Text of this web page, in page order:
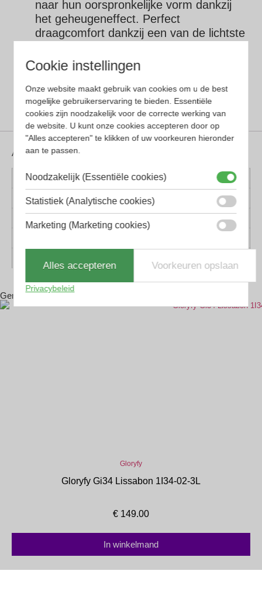
naar hun oorspronkelijke vorm dankzij
het geheugeneffect. Perfect
draagcomfort dankzij een van de lichtste
scharnier en onbreekbare pootjes zorgt
ervoor dat de bril uiterst comfortabel is
om te dragen en gelijkmatig op je hoofd
past.
Aanvullende informatie
Kleur montuur Zwart
Montuur materiaal Kunststof
Gerelateerde producten
Gloryfy
Gloryfy Gi34 Lissabon 1I34-02-3L
€ 149.00
In winkelmand
Cookie instellingen
Onze website maakt gebruik van cookies om u de best
mogelijke gebruikerservaring te bieden. Essentiële
cookies zijn noodzakelijk voor de correcte werking van
de website. U kunt onze cookies accepteren door op
"Alles accepteren" te klikken of uw voorkeuren hieronder
aan te passen.
Noodzakelijk (Essentiële cookies)
Statistiek (Analytische cookies)
Marketing (Marketing cookies)
Alles accepteren Voorkeuren opslaan
Privacybeleid